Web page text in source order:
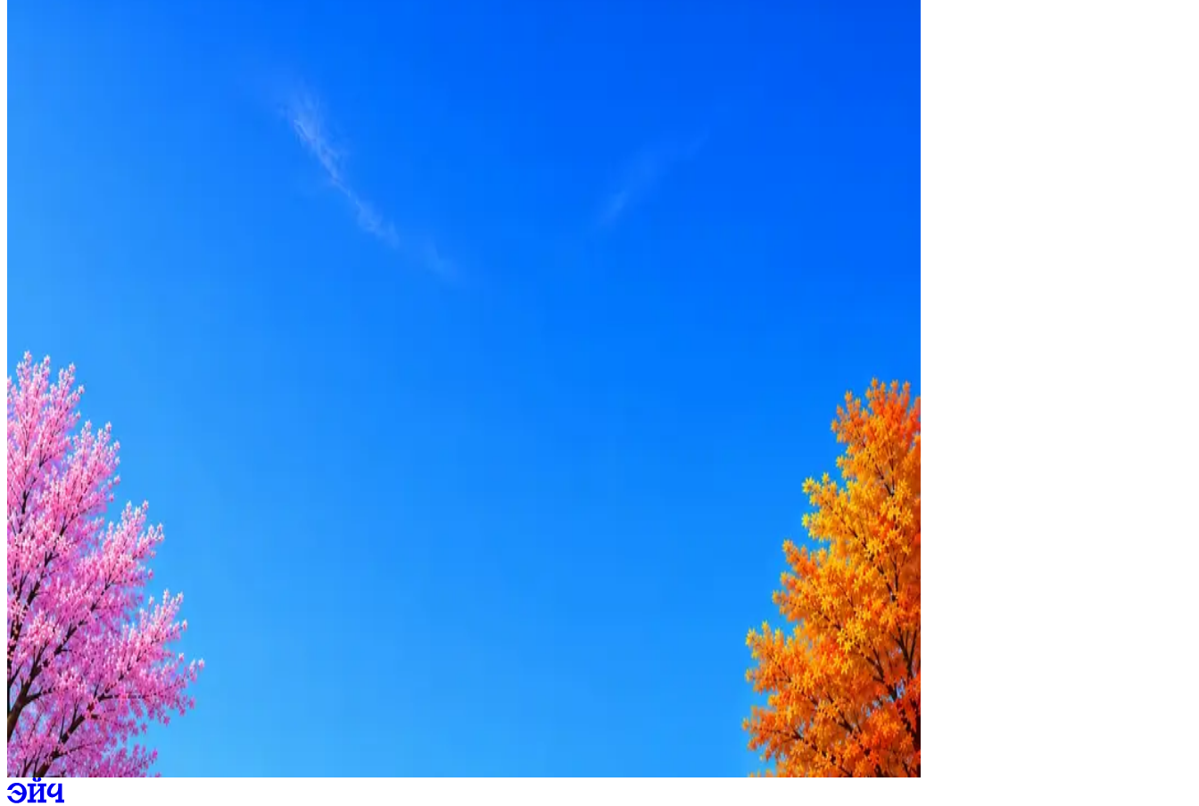
Чизберри
0активные вакансии
Оффер быстрее с Эйч
Стратегия поиска с AI: рынки, позиции, вилка, каналы
Резюме под ATS-фильтры
Ежедневный подбор из 600+ источников
AI-адаптация отклика под вакансию
AI генерация сопроводительных писем
Купить доступ